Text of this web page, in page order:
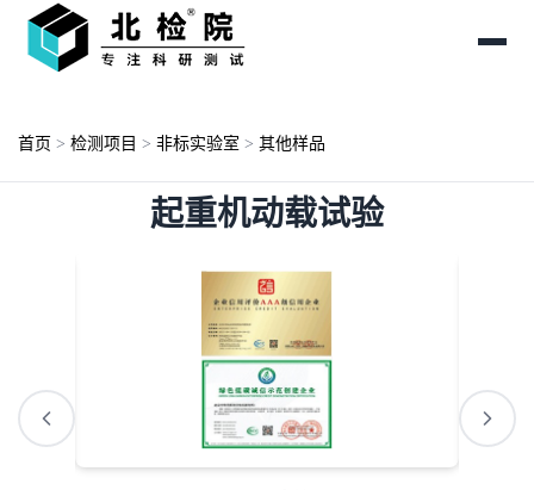
首页 > 检测项目 > 非标实验室 > 其他样品
起重机动载试验